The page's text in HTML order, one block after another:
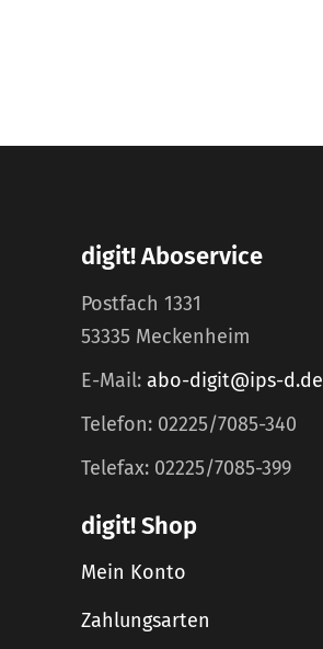
digit! Aboservice
Postfach 1331
53335 Meckenheim
E-Mail: abo-digit@ips-d.de
Telefon: 02225/7085-340
Telefax: 02225/7085-399
digit! Shop
Mein Konto
Zahlungsarten